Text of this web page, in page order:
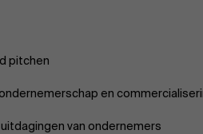
pitchen
en
van ondernemers